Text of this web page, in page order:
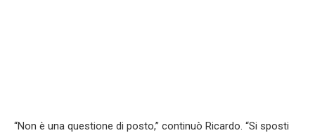
“Non è una questione di posto,” continuò Ricardo. “Si sposti